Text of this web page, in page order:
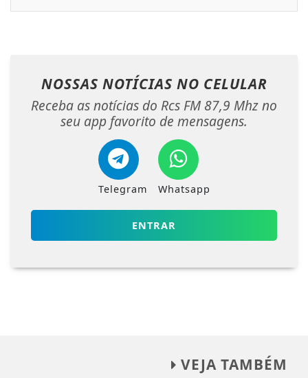
NOSSAS NOTÍCIAS NO CELULAR
Receba as notícias do Rcs FM 87,9 Mhz no
seu app favorito de mensagens.
Telegram Whatsapp
ENTRAR
VEJA TAMBÉM